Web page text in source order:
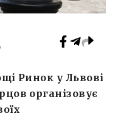
Ринок у Львові
організовує